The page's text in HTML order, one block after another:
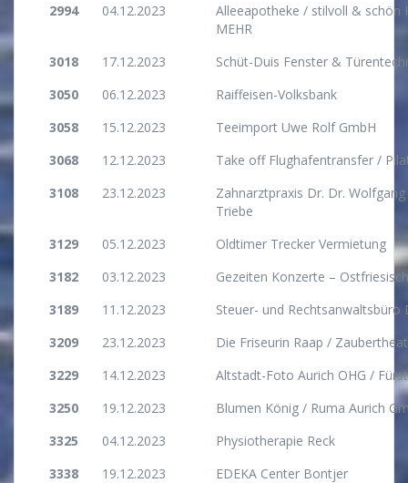
2994
04.12.2023
Alleeapotheke / stilvoll & schön
MEHR
3018
17.12.2023
Schüt-Duis Fenster &
3050
06.12.2023
Raiffeisen-Volksbank
3058
15.12.2023
Teeimport Uwe Rolf GmbH
3068
12.12.2023
Take off Flughafentransfer /
3108
23.12.2023
Zahnarztpraxis Dr. Dr.
Triebe
3129
05.12.2023
Oldtimer Trecker Vermietung
3182
03.12.2023
Gezeiten Konzerte –
3189
11.12.2023
Steuer- und Rechtsanwaltsbüro
3209
23.12.2023
Die Friseurin Raap /
3229
14.12.2023
Altstadt-Foto Aurich OHG /
3250
19.12.2023
Blumen König / Ruma Aurich
3325
04.12.2023
Physiotherapie Reck
3338
19.12.2023 EDEKA Center Bontjer